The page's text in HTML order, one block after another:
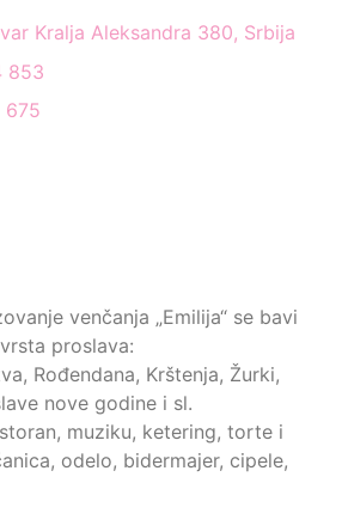
Kralja Aleksandra 380, Srbija
853
675
venčanja „Emilija“ se bavi
proslava:
Rođendana, Krštenja, Žurki,
nove godine i sl.
muziku, ketering, torte i
odelo, bidermajer, cipele,